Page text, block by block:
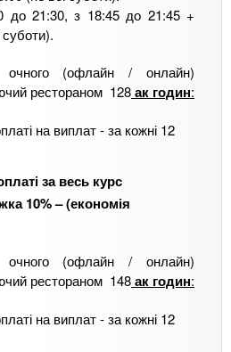
до 21:30, з 18:45 до 21:45 +
очного (офлайн / онлайн)
рестораном 128ак годин:
на виплат - за кожні 12
за весь курс
10% – (економія
очного (офлайн / онлайн)
рестораном 148ак годин:
на виплат - за кожні 12